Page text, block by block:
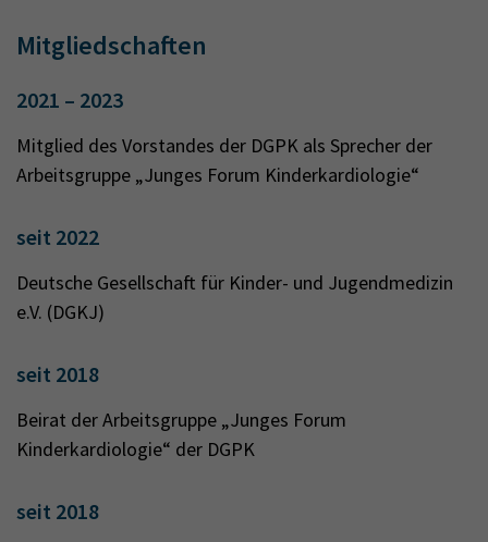
Mitgliedschaften
2021 – 2023
Mitglied des Vorstandes der DGPK als Sprecher der
Arbeitsgruppe „Junges Forum Kinderkardiologie“
seit 2022
Deutsche Gesellschaft für Kinder- und Jugendmedizin
e.V. (DGKJ)
seit 2018
Beirat der Arbeitsgruppe „Junges Forum
Kinderkardiologie“ der DGPK
seit 2018